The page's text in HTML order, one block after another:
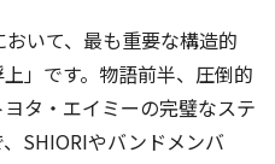
いて、最も重要な構造的
」です。物語前半、圧倒的
タ・エイミーの完璧なステ
SHIORIやバンドメンバ